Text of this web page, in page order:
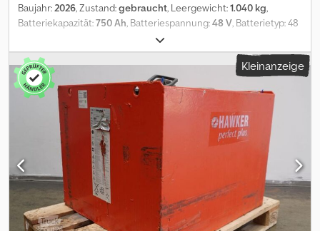
Baujahr:2026, Zustand:gebraucht, Leergewicht:1.040 kg,
Batteriekapazität:750 Ah, Batteriespannung:48 V, Batterietyp: 48
Volt, 6 PzS 750 Ah, Aquamatic-System, DIN B-Batterietrog,
Batterieabmessungen: 830 x 735 x 625 mm, Fahrzeugstecker:
REMA 320A, Wirkungsgrad: 93 %, generalüberholte 48-V-Gruma-
Antriebsbatterie in einem Stahlbehälter nach DIN A, befüllt und
geladen, inklusive Aquamatic-System, Kabel und Stecker REMA
320A. Dedpfxszq S T Is Aidjkr
Kleinanzeige